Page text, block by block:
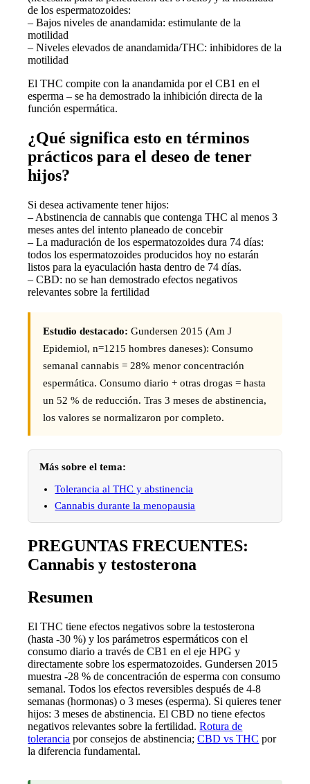
de los espermatozoides:
– Bajos niveles de anandamida: estimulante de la
motilidad
– Niveles elevados de anandamida/THC: inhibidores de la
motilidad
El THC compite con la anandamida por el CB1 en el
esperma – se ha demostrado la inhibición directa de la
función espermática.
¿Qué significa esto en términos
prácticos para el deseo de tener
hijos?
Si desea activamente tener hijos:
– Abstinencia de cannabis que contenga THC al menos 3
meses antes del intento planeado de concebir
– La maduración de los espermatozoides dura 74 días:
todos los espermatozoides producidos hoy no estarán
listos para la eyaculación hasta dentro de 74 días.
– CBD: no se han demostrado efectos negativos
relevantes sobre la fertilidad
Estudio destacado: Gundersen 2015 (Am J
Epidemiol, n=1215 hombres daneses): Consumo
semanal cannabis = 28% menor concentración
espermática. Consumo diario + otras drogas = hasta
un 52 % de reducción. Tras 3 meses de abstinencia,
los valores se normalizaron por completo.
Más sobre el tema:
Tolerancia al THC y abstinencia
Cannabis durante la menopausia
PREGUNTAS FRECUENTES:
Cannabis y testosterona
Resumen
El THC tiene efectos negativos sobre la testosterona
(hasta -30 %) y los parámetros espermáticos con el
consumo diario a través de CB1 en el eje HPG y
directamente sobre los espermatozoides. Gundersen 2015
muestra -28 % de concentración de esperma con consumo
semanal. Todos los efectos reversibles después de 4-8
semanas (hormonas) o 3 meses (esperma). Si quieres tener
hijos: 3 meses de abstinencia. El CBD no tiene efectos
negativos relevantes sobre la fertilidad.Rotura de
tolerancia por consejos de abstinencia;CBD vs THC por
la diferencia fundamental.